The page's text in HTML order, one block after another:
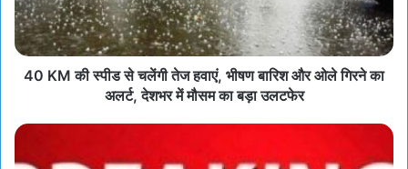
40 KM की स्पीड से चलेंगी तेज हवाएं, भीषण बारिश और ओले गिरने का
अलर्ट, देशभर में मौसम का बड़ा उलटफेर